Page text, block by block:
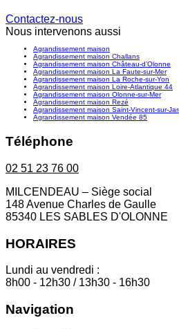
Contactez-nous
Nous intervenons aussi
Agrandissement maison
Agrandissement maison Challans
Agrandissement maison Château-d’Olonne
Agrandissement maison La Faute-sur-Mer
Agrandissement maison La Roche-sur-Yon
Agrandissement maison Loire-Atlantique 44
Agrandissement maison Olonne-sur-Mer
Agrandissement maison Rezé
Agrandissement maison Saint-Vincent-sur-
Agrandissement maison Vendée 85
Téléphone
02 51 23 76 00
MILCENDEAU – Siège social
148 Avenue Charles de Gaulle
85340 LES SABLES D'OLONNE
HORAIRES
Lundi au vendredi :
8h00 - 12h30 / 13h30 - 16h30
Navigation